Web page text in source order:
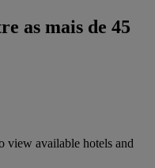
as mais de 45
view available hotels and